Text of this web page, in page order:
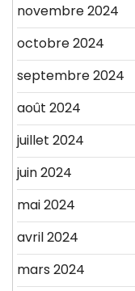
novembre 2024
octobre 2024
septembre 2024
août 2024
juillet 2024
juin 2024
mai 2024
avril 2024
mars 2024